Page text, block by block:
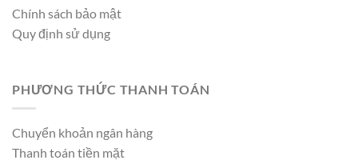
Chính sách bảo mật
Quy định sử dụng
PHƯƠNG THỨC THANH TOÁN
Chuyển khoản ngân hàng
Thanh toán tiền mặt